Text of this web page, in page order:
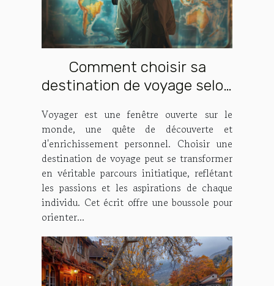
Comment choisir sa
destination de voyage selon
Voyager est une fenêtre ouverte sur le
monde, une quête de découverte et
d'enrichissement personnel. Choisir une
destination de voyage peut se transformer
en véritable parcours initiatique, reflétant
les passions et les aspirations de chaque
individu. Cet écrit offre une boussole pour
orienter...